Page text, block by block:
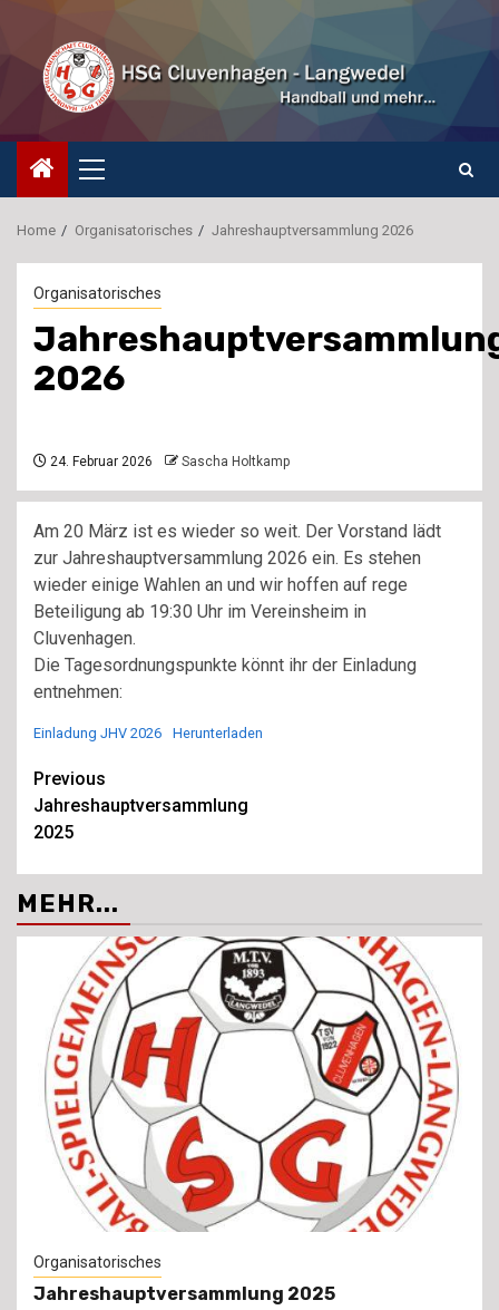
content
Primary
Menu
Home Organisatorisches Jahreshauptversammlung 2026
Organisatorisches
2026
24. Februar 2026 Sascha Holtkamp
Am 20 März ist es wieder so weit. Der Vorstand lädt
zur Jahreshauptversammlung 2026 ein. Es stehen
wieder einige Wahlen an und wir hoffen auf rege
Beteiligung ab 19:30 Uhr im Vereinsheim in
Cluvenhagen.
Die Tagesordnungspunkte könnt ihr der Einladung
entnehmen:
Einladung JHV 2026 Herunterladen
Continue
Reading
Previous
Jahreshauptversammlung
2025
MEHR...
Organisatorisches
Jahreshauptversammlung 2025